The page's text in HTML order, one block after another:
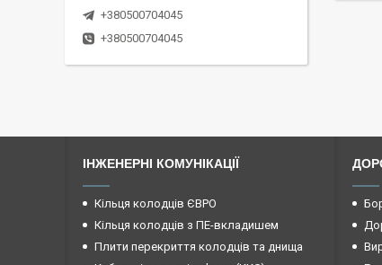
+380500704045
+380500704045
ІНЖЕНЕРНІ КОМУНІКАЦІЇ
Кільця колодців ЄВРО
Кільця колодців з ПЕ-вкладишем
Плити перекриття колодців та днища